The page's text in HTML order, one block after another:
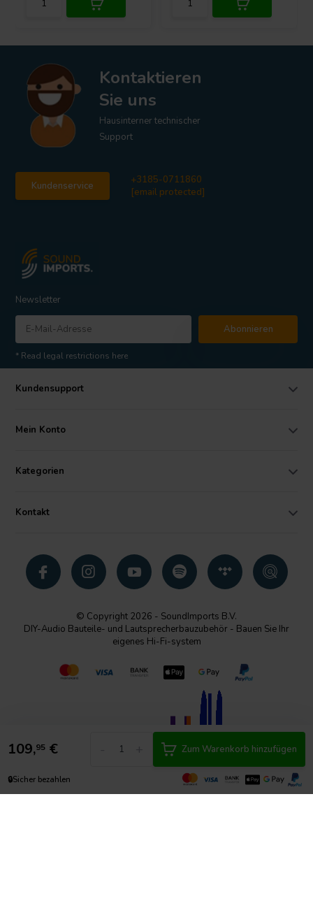
109,95 € Zum Warenkorb hinzufügen
🔒Sicher bezahlen
Kontaktieren
Sie uns
Hausinterner technischer
Support
Kundenservice
+3185-0711860
[email protected]
Newsletter
Abonnieren
* Read legal restrictions here
Kundensupport
Mein Konto
Kategorien
Kontakt
© Copyright 2026 - SoundImports B.V.
DIY-Audio Bauteile- und Lautsprecherbauzubehör - Bauen Sie Ihr
eigenes Hi-Fi-system